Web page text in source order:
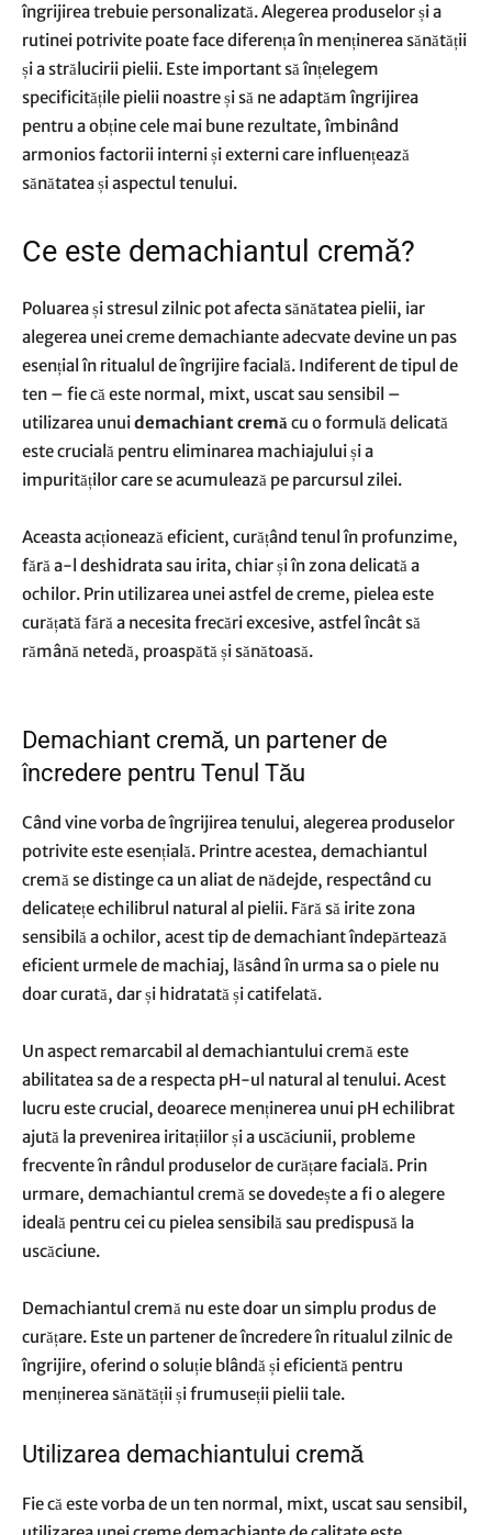
îngrijirea trebuie personalizată. Alegerea produselor și a
rutinei potrivite poate face diferența în menținerea sănătății
și a strălucirii pielii. Este important să înțelegem
specificitățile pielii noastre și să ne adaptăm îngrijirea
pentru a obține cele mai bune rezultate, îmbinând
armonios factorii interni și externi care influențează
sănătatea și aspectul tenului.
Ce este demachiantul cremă?
Poluarea și stresul zilnic pot afecta sănătatea pielii, iar
alegerea unei creme demachiante adecvate devine un pas
esențial în ritualul de îngrijire facială. Indiferent de tipul de
ten – fie că este normal, mixt, uscat sau sensibil –
utilizarea unuidemachiant cremăcu o formulă delicată
este crucială pentru eliminarea machiajului și a
impurităților care se acumulează pe parcursul zilei.
Aceasta acționează eficient, curățând tenul în profunzime,
fără a-l deshidrata sau irita, chiar și în zona delicată a
ochilor. Prin utilizarea unei astfel de creme, pielea este
curățată fără a necesita frecări excesive, astfel încât să
rămână netedă, proaspătă și sănătoasă.
Demachiant cremă, un partener de
încredere pentru Tenul Tău
Când vine vorba de îngrijirea tenului, alegerea produselor
potrivite este esențială. Printre acestea, demachiantul
cremă se distinge ca un aliat de nădejde, respectând cu
delicatețe echilibrul natural al pielii. Fără să irite zona
sensibilă a ochilor, acest tip de demachiant îndepărtează
eficient urmele de machiaj, lăsând în urma sa o piele nu
doar curată, dar și hidratată și catifelată.
Un aspect remarcabil al demachiantului cremă este
abilitatea sa de a respecta pH-ul natural al tenului. Acest
lucru este crucial, deoarece menținerea unui pH echilibrat
ajută la prevenirea iritațiilor și a uscăciunii, probleme
frecvente în rândul produselor de curățare facială. Prin
urmare, demachiantul cremă se dovedește a fi o alegere
ideală pentru cei cu pielea sensibilă sau predispusă la
uscăciune.
Demachiantul cremă nu este doar un simplu produs de
curățare. Este un partener de încredere în ritualul zilnic de
îngrijire, oferind o soluție blândă și eficientă pentru
menținerea sănătății și frumuseții pielii tale.
Utilizarea demachiantului cremă
Fie că este vorba de un ten normal, mixt, uscat sau sensibil,